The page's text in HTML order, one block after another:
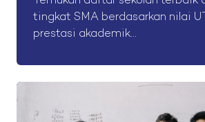
tingkat SMA berdasarkan nilai
prestasi akademik...